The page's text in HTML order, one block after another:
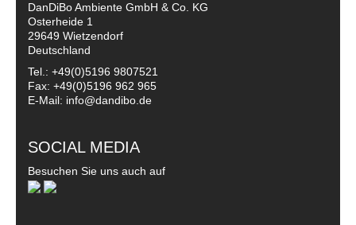
DanDiBo Ambiente GmbH & Co. KG
Osterheide 1
29649 Wietzendorf
Deutschland
Tel.: +49(0)5196 9807521
Fax: +49(0)5196 962 965
E-Mail: info@dandibo.de
SOCIAL MEDIA
Besuchen Sie uns auch auf